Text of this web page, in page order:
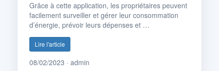
Grâce à cette application, les propriétaires peuvent
facilement surveiller et gérer leur consommation
d’énergie, prévoir leurs dépenses et …
Lire l'article
08/02/2023 · admin